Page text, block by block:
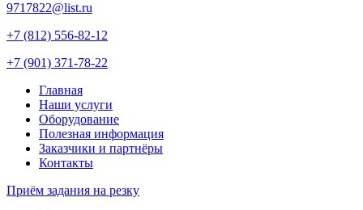
9717822@list.ru
+7 (812) 556-82-12
+7 (901) 371-78-22
Главная
Наши услуги
Оборудование
Полезная информация
Заказчики и партнёры
Контакты
Приём задания на резку